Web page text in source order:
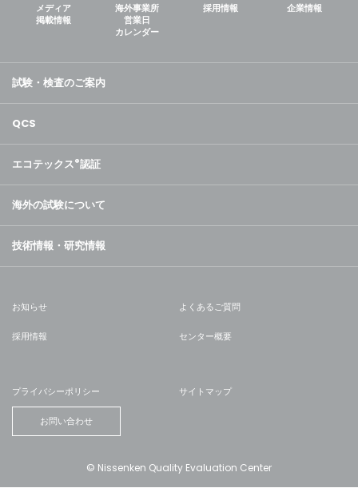
メディア
掲載情報
海外事業所
営業日
カレンダー
採用情報 企業情報
試験・検査のご案内
QCS
エコテックス®認証
海外の試験について
技術情報・研究情報
お知らせ よくあるご質問
採用情報 センター概要
プライバシーポリシー サイトマップ
お問い合わせ
© Nissenken Quality Evaluation Center